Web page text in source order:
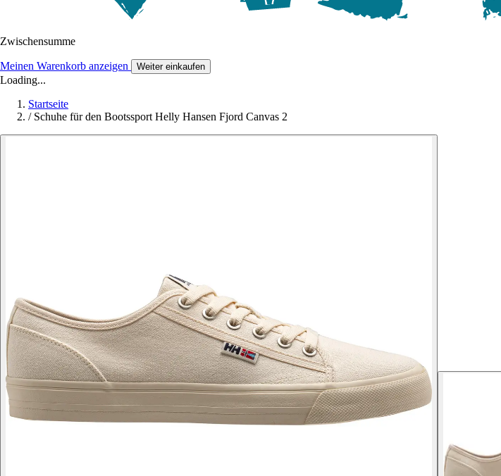
Zwischensumme
Meinen Warenkorb anzeigen Weiter einkaufen
Loading...
Startseite
/ Schuhe für den Bootssport Helly Hansen Fjord Canvas 2